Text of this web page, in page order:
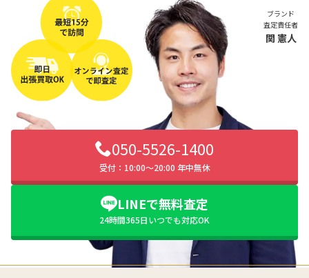
ブランド
査定責任者
関 憲人
050-5526-1400
受付：10:00〜20:00 年中無休
LINEで無料査定
24時間365日いつでも対応OK